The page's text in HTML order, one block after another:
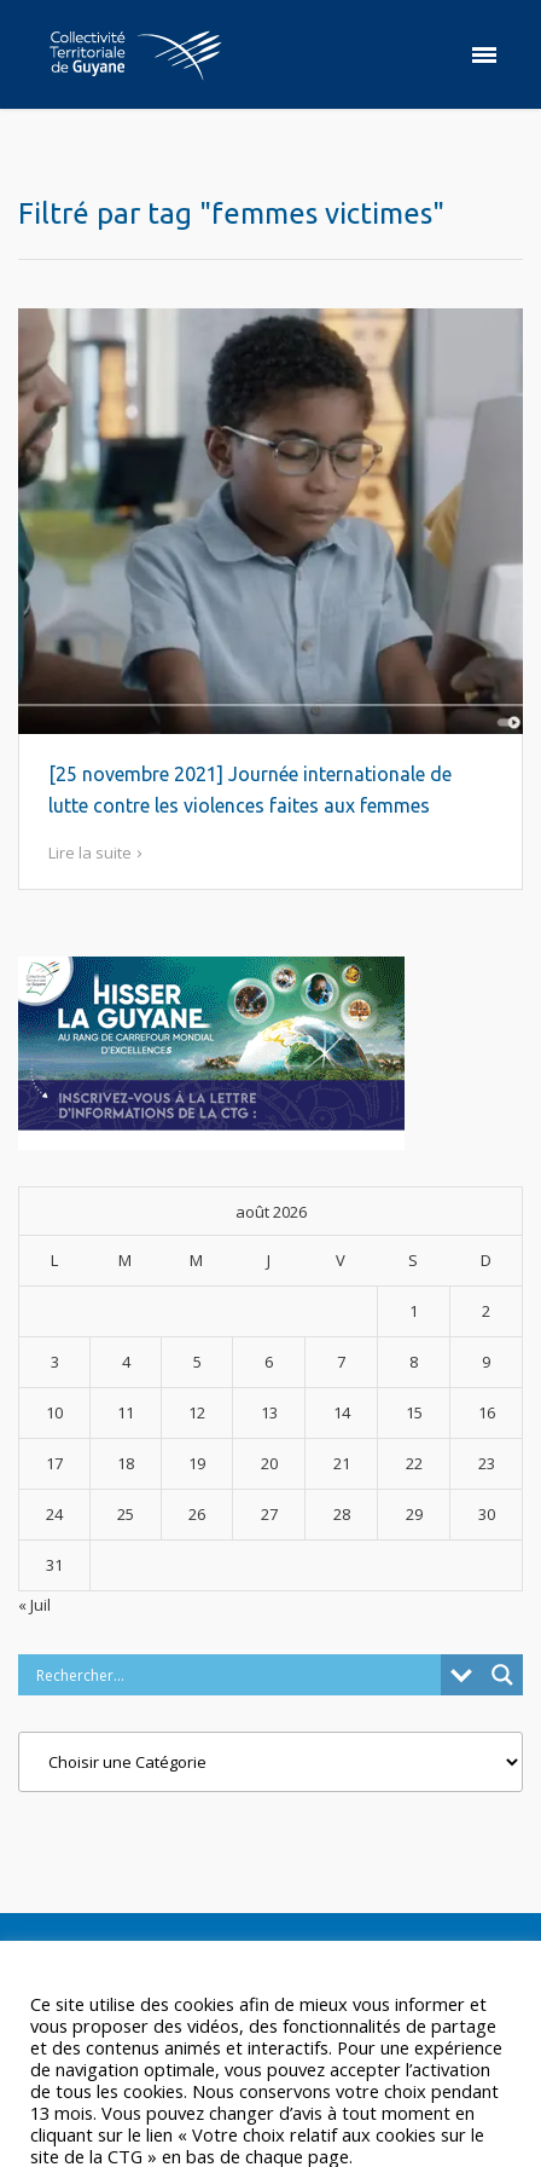
Filtré par tag "femmes victimes"
[25 novembre 2021] Journée internationale de
lutte contre les violences faites aux femmes
Lire la suite
août 2026
L M M J V S D
1 2
3 4 5 6 7 8 9
10 11 12 13 14 15 16
17 18 19 20 21 22 23
24 25 26 27 28 29 30
31
« Juil
Ce site utilise des cookies afin de mieux vous informer et
vous proposer des vidéos, des fonctionnalités de partage
et des contenus animés et interactifs. Pour une expérience
de navigation optimale, vous pouvez accepter l’activation
de tous les cookies. Nous conservons votre choix pendant
13 mois. Vous pouvez changer d’avis à tout moment en
cliquant sur le lien « Votre choix relatif aux cookies sur le
site de la CTG » en bas de chaque page.